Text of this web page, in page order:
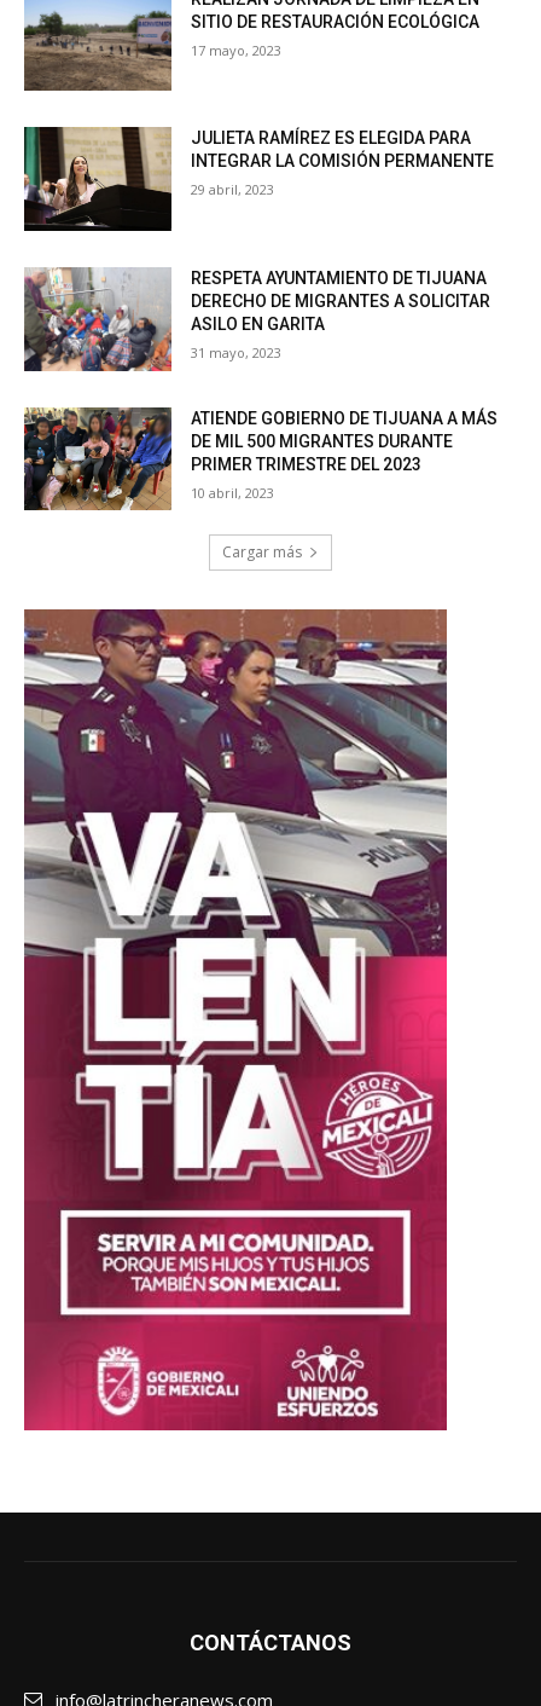
SITIO DE RESTAURACIÓN ECOLÓGICA
17 mayo, 2023
JULIETA RAMÍREZ ES ELEGIDA PARA
INTEGRAR LA COMISIÓN PERMANENTE
29 abril, 2023
RESPETA AYUNTAMIENTO DE TIJUANA
DERECHO DE MIGRANTES A SOLICITAR
ASILO EN GARITA
31 mayo, 2023
ATIENDE GOBIERNO DE TIJUANA A MÁS
DE MIL 500 MIGRANTES DURANTE
PRIMER TRIMESTRE DEL 2023
10 abril, 2023
Cargar más
CONTÁCTANOS
info@latrincheranews.com